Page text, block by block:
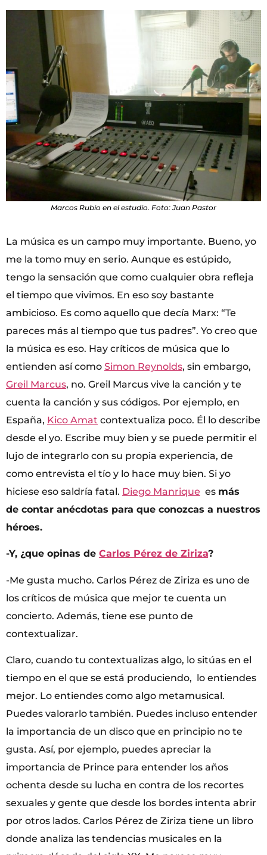
Marcos Rubio en el estudio. Foto: Juan Pastor
La música es un campo muy importante. Bueno, yo
me la tomo muy en serio. Aunque es estúpido,
tengo la sensación que como cualquier obra refleja
el tiempo que vivimos. En eso soy bastante
ambicioso. Es como aquello que decía Marx: “Te
pareces más al tiempo que tus padres”. Yo creo que
la música es eso. Hay críticos de música que lo
entienden así como Simon Reynolds, sin embargo,
Greil Marcus, no. Greil Marcus vive la canción y te
cuenta la canción y sus códigos. Por ejemplo, en
España, Kico Amat contextualiza poco. Él lo describe
desde el yo. Escribe muy bien y se puede permitir el
lujo de integrarlo con su propia experiencia, de
como entrevista el tío y lo hace muy bien. Si yo
hiciese eso saldría fatal. Diego Manrique es más
de contar anécdotas para que conozcas a nuestros
héroes.
-Y, ¿que opinas de Carlos Pérez de Ziriza?
-Me gusta mucho. Carlos Pérez de Ziriza es uno de
los críticos de música que mejor te cuenta un
concierto. Además, tiene ese punto de
contextualizar.
Claro, cuando tu contextualizas algo, lo sitúas en el
tiempo en el que se está produciendo, lo entiendes
mejor. Lo entiendes como algo metamusical.
Puedes valorarlo también. Puedes incluso entender
la importancia de un disco que en principio no te
gusta. Así, por ejemplo, puedes apreciar la
importancia de Prince para entender los años
ochenta desde su lucha en contra de los recortes
sexuales y gente que desde los bordes intenta abrir
por otros lados. Carlos Pérez de Ziriza tiene un libro
donde analiza las tendencias musicales en la